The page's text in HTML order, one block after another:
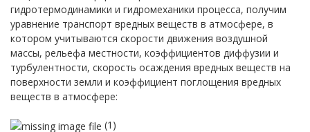
гидротермодинамики и гидромеханики процесса, получим
уравнение транспорт вредных веществ в атмосфере, в
котором учитываются скорости движения воздушной
массы, рельефа местности, коэффициентов диффузии и
турбулентности, скорость осаждения вредных веществ на
поверхности земли и коэффициент поглощения вредных
веществ в атмосфере:
(1)